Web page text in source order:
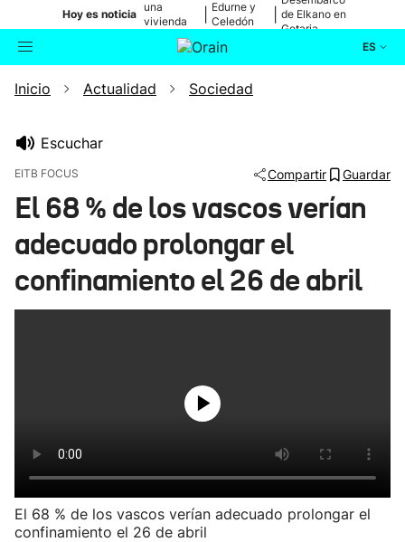
Hoy es noticia
una
vivienda
de Bilbao
Edurne y
Celedón
de Elkano en
Getaria
ES
Buscador Actualidad
Ikusmiran
Eguraldia
Inicio Actualidad Sociedad
Escuchar
EITB FOCUS Compartir Guardar
El 68 % de los vascos verían
adecuado prolongar el
confinamiento el 26 de abril
El 68 % de los vascos verían adecuado prolongar el
confinamiento el 26 de abril